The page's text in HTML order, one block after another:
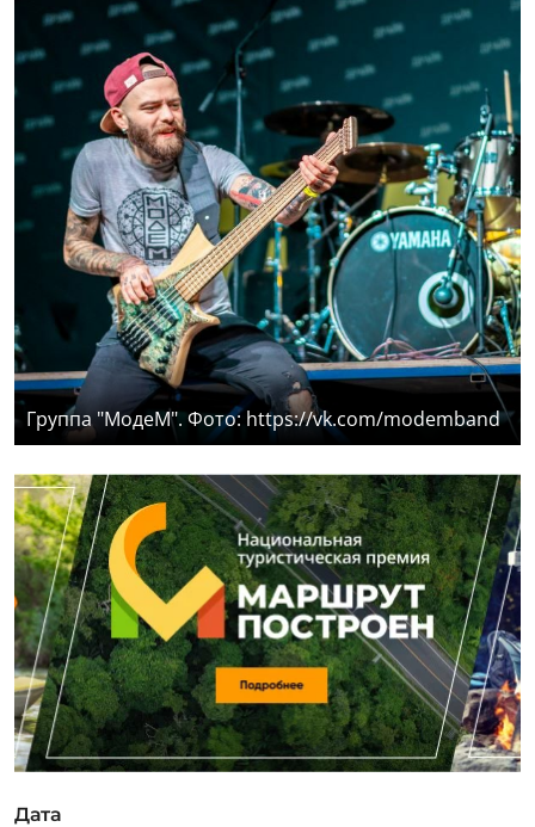
Группа "МодеМ". Фото: https://vk.com/modemband
Дата